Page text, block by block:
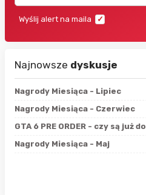
Wyślij alert na maila
Najnowsze dyskusje
Nagrody Miesiąca - Lipiec
Nagrody Miesiąca - Czerwiec
GTA 6 PRE ORDER - czy są już
Nagrody Miesiąca - Maj